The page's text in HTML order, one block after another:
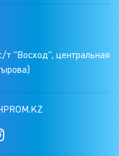
т "Восход", центральная